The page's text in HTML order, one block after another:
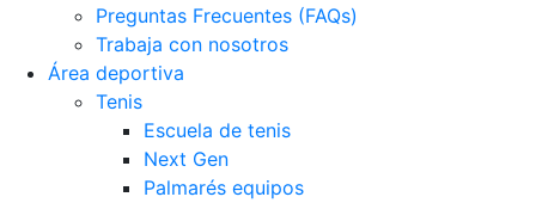
Preguntas Frecuentes (FAQs)
Trabaja con nosotros
Área deportiva
Tenis
Escuela de tenis
Next Gen
Palmarés equipos